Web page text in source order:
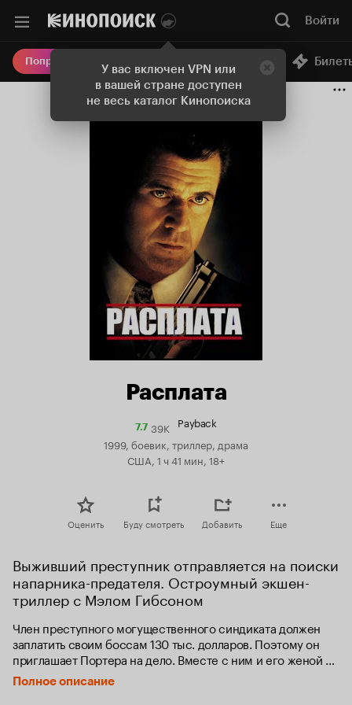
У вас включен VPN или
в вашей стране доступен
не весь каталог Кинопоиска
Войти
Попробовать Плюс Онлайн-кинотеатр
Расплата
7.7Рейтинг
39K Payback
1999, боевик, триллер, драма
США, 1 ч 41 мин, 18+
Оценить Буду смотреть Добавить Еще
Выживший преступник отправляется на поиски
напарника-предателя. Остроумный экшен-
триллер с Мэлом Гибсоном
Член преступного могущественного синдиката должен
заплатить своим боссам 130 тыс. долларов. Поэтому он
приглашает Портера на дело. Вместе с ним и его женой
они грабят автомобиль, в котором азиаты перевозят
«грязные» деньги.
Полное описание